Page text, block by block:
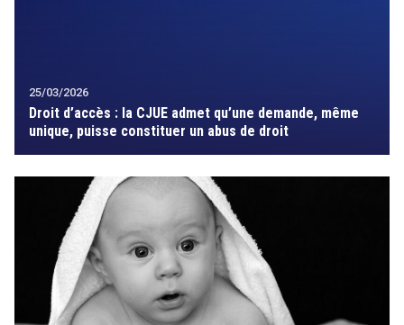
25/03/2026
Droit d’accès : la CJUE admet qu’une demande, même
unique, puisse constituer un abus de droit